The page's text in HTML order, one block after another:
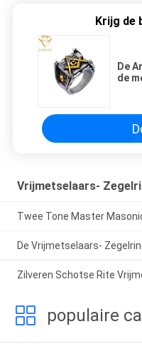
Krijg de
De
de
Vrijmetselaars-
Twee Tone Master
De Vrijmetselaars-
Zilveren Schotse Rite
populaire